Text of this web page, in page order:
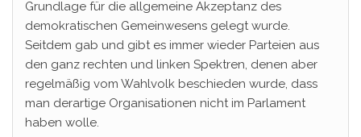
Grundlage für die allgemeine Akzeptanz des
demokratischen Gemeinwesens gelegt wurde.
Seitdem gab und gibt es immer wieder Parteien aus
den ganz rechten und linken Spektren, denen aber
regelmäßig vom Wahlvolk beschieden wurde, dass
man derartige Organisationen nicht im Parlament
haben wolle.